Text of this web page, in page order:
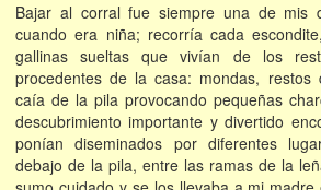
Bajar al corral fue siempre una de mis
cuando era niña; recorría cada
gallinas sueltas que vivían de los
procedentes de la casa: mondas, restos
caía de la pila provocando pequeñas
descubrimiento importante y divertido
ponían diseminados por diferentes
debajo de la pila, entre las ramas de la